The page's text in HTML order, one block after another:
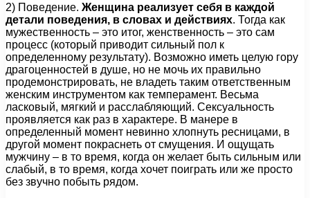
2) Поведение. Женщина реализует себя в каждой
детали поведения, в словах и действиях. Тогда как
мужественность – это итог, женственность – это сам
процесс (который приводит сильный пол к
определенному результату). Возможно иметь целую гору
драгоценностей в душе, но не мочь их правильно
продемонстрировать, не владеть таким ответственным
женским инструментом как темперамент. Весьма
ласковый, мягкий и расслабляющий. Сексуальность
проявляется как раз в характере. В манере в
определенный момент невинно хлопнуть ресницами, в
другой момент покраснеть от смущения. И ощущать
мужчину – в то время, когда он желает быть сильным или
слабый, в то время, когда хочет поиграть или же просто
без звучно побыть рядом.